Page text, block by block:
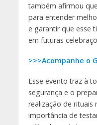
também afirmou
para entender
e garantir que esse
em futuras
>>>Acompanhe o
Esse evento traz à
segurança e o
realização de rituais
importância de